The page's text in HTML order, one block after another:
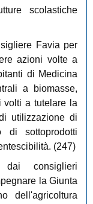
scolastiche
Favia per
azioni volte a
di Medicina
a biomasse,
volti a tutelare la
utilizzazione di
di sottoprodotti
(247)
consiglieri
la Giunta
dell'agricoltura